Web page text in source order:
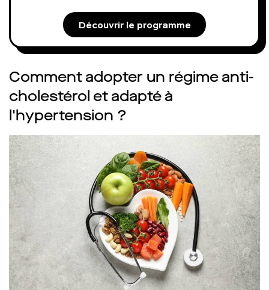
Découvrir le programme
Comment adopter un régime anti-
cholestérol et adapté à
l'hypertension ?